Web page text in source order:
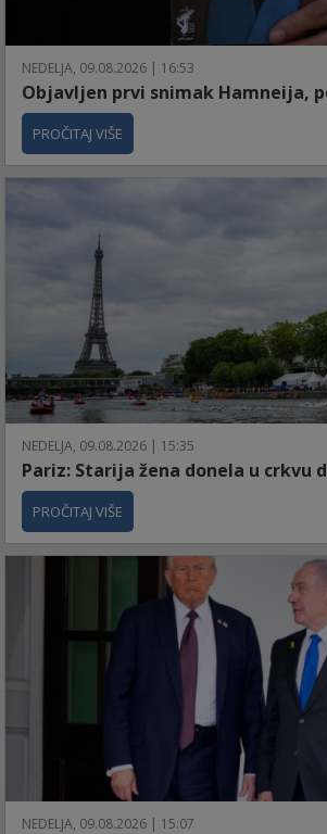
NEDELJA, 09.08.2026 | 16:53
Objavljen prvi snimak Hamneija,
PROČITAJ VIŠE
NEDELJA, 09.08.2026 | 15:35
Pariz: Starija žena donela u crkvu
PROČITAJ VIŠE
NEDELJA, 09.08.2026 | 15:07